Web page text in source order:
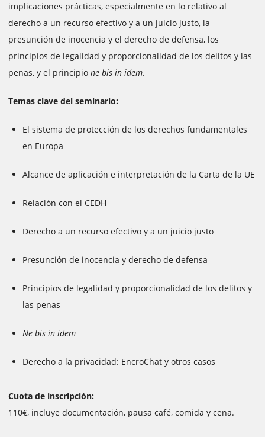
implicaciones prácticas, especialmente en lo relativo al
derecho a un recurso efectivo y a un juicio justo, la
presunción de inocencia y el derecho de defensa, los
principios de legalidad y proporcionalidad de los delitos y las
penas, y el principio ne bis in idem.
Temas clave del seminario:
El sistema de protección de los derechos fundamentales
en Europa
Alcance de aplicación e interpretación de la Carta de la UE
Relación con el CEDH
Derecho a un recurso efectivo y a un juicio justo
Presunción de inocencia y derecho de defensa
Principios de legalidad y proporcionalidad de los delitos y
las penas
Ne bis in idem
Derecho a la privacidad: EncroChat y otros casos
Cuota de inscripción:
110€, incluye documentación, pausa café, comida y cena.